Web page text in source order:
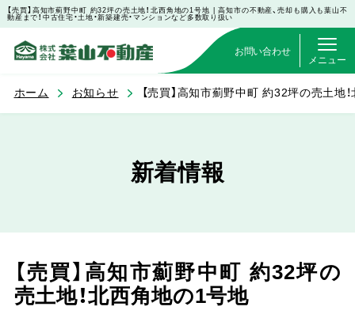
【売買】高知市薊野中町 約32坪の売土地！北西角地の1号地 | 高知市の不動産、売却も購入も葉山不
動産まで！中古住宅・土地・新築建売・マンションなど多数取り扱い
お問い合わせ
メニュー
ホーム お知らせ 【売買】高知市薊野中町 約32坪の売土地
新着情報
【売買】高知市薊野中町 約32坪の
売土地！北西角地の1号地